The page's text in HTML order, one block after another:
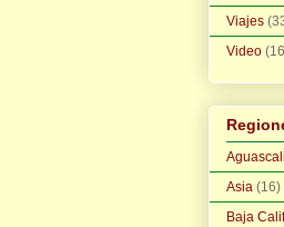
Viajes
Video
Asia (16)
Baja